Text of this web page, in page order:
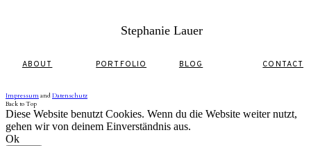
Stephanie Lauer
ABOUT PORTFOLIO BLOG CONTACT
ImpressumandDatenschutz
Back to Top
Diese Website benutzt Cookies. Wenn du die Website weiter nutzt,
gehen wir von deinem Einverständnis aus.
Ok